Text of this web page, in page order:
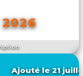
Ajouté le 21